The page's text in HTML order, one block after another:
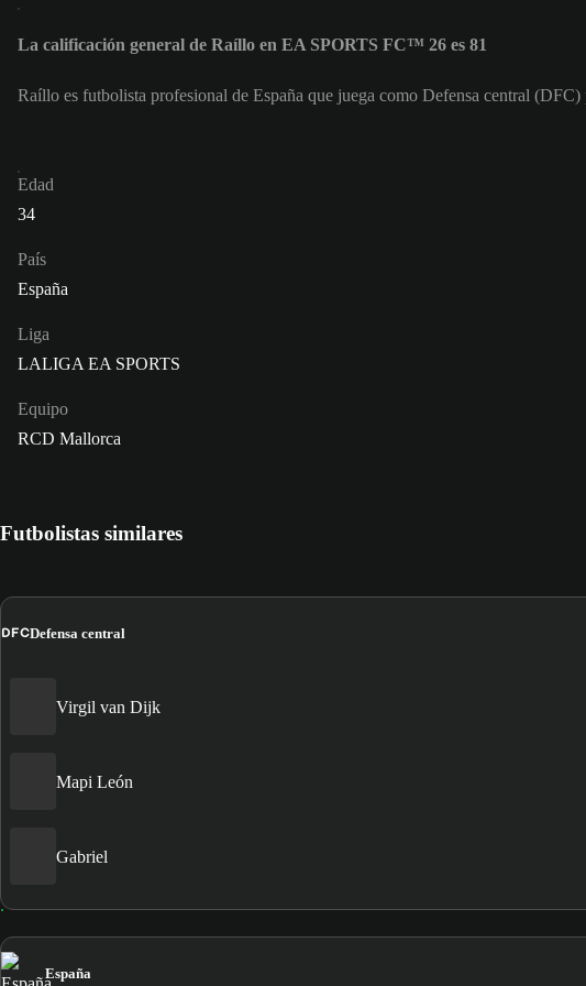
La calificación general de Raíllo en EA SPORTS FC™ 26 es 81
Raíllo es futbolista profesional de España que juega como Defensa central
Edad
34
País
España
Liga
LALIGA EA SPORTS
Equipo
RCD Mallorca
Futbolistas similares
DFCDefensa central
Virgil van Dijk
Mapi León
Gabriel
España